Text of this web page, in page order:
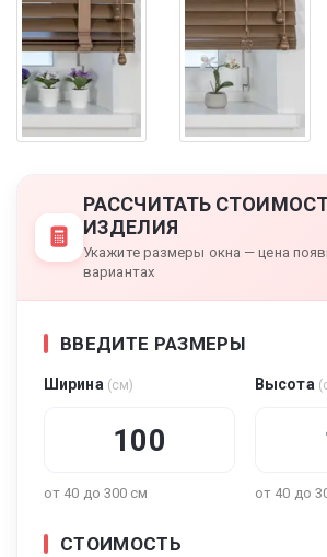
РАССЧИТАТЬ
ИЗДЕЛИЯ
Укажите размеры окна — цена
вариантах
ВВЕДИТЕ РАЗМЕРЫ
Ширина (см)
от 40 до 300 см
Высота
от 40 до
СТОИМОСТЬ